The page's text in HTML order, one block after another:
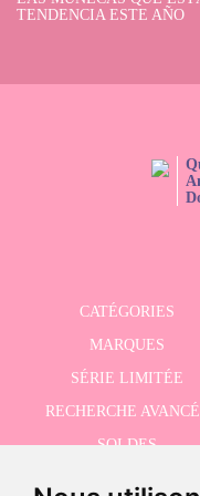
TENDENCIA ESTE AÑO
CATÉGORIES
MARQUES
SÉRIE LIMITÉE
RECHERCHE
SOLDES